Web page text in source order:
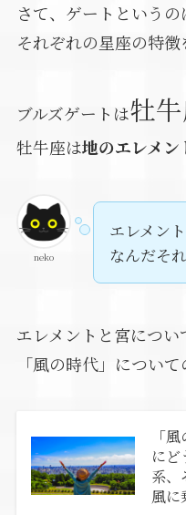
さて、ゲートというの
それぞれの星座の特徴
ブルズゲートは牡
牡牛座は地のエレメン
neko
エレメン
なんだそれ
エレメントと宮につい
「風の時代」につい
「
に
系、
風